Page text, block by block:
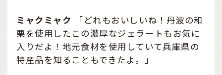
ミャクミャク 「どれもおいしいね！丹波の和
栗を使用したこの濃厚なジェラートもお気に
入りだよ！地元食材を使用していて兵庫県の
特産品を知ることもできたよ。」